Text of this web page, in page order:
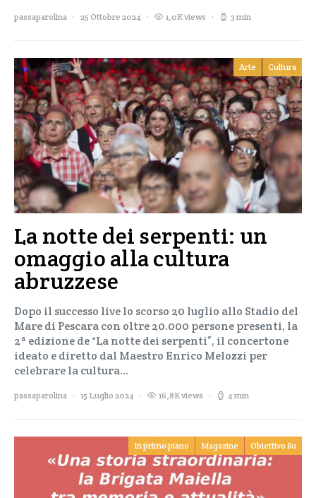
passaparolina 25 Ottobre 2024 1,0K views 3 min
Arte Cultura
La notte dei serpenti: un
omaggio alla cultura
abruzzese
Dopo il successo live lo scorso 20 luglio allo Stadio del
Mare di Pescara con oltre 20.000 persone presenti, la
2ª edizione de “La notte dei serpenti”, il concertone
ideato e diretto dal Maestro Enrico Melozzi per
celebrare la cultura…
passaparolina 15 Luglio 2024 16,8K views 4 min
In primo piano Magazine Obiettivo Su